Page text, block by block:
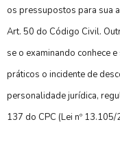
os pressupostos para sua
Art. 50 do Código Civil.
se o examinando conhece
práticos o incidente de
personalidade jurídica,
137 do CPC (Lei nº 13.105/